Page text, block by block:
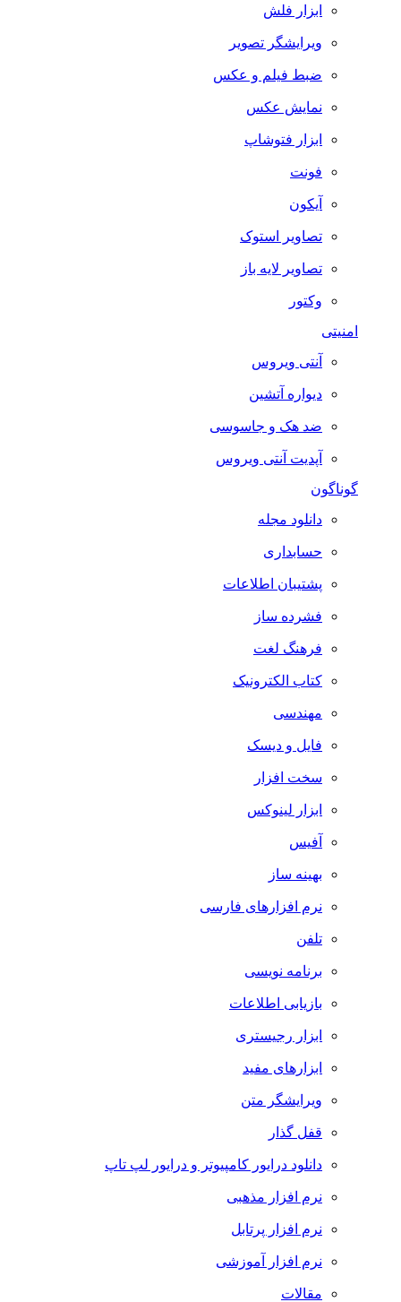
ابزار فلش
ویرایشگر تصویر
ضبط فيلم و عكس
نمایش عکس
ابزار فتوشاپ
فونت
آیکون
تصاویر استوک
تصاویر لایه باز
وکتور
امنیتی
آنتی ویروس
دیواره آتشین
ضد هک و جاسوسی
آپدیت آنتی ویروس
گوناگون
دانلود مجله
حسابداری
پشتیبان اطلاعات
فشرده ساز
فرهنگ لغت
کتاب الکترونیک
مهندسی
فایل و دیسک
سخت افزار
ابزار لینوکس
آفیس
بهینه ساز
نرم افزارهای فارسی
تلفن
برنامه نویسی
بازیابی اطلاعات
ابزار رجیستری
ابزارهای مفید
ویرایشگر متن
قفل گذار
دانلود درایور کامپیوتر و درایور لپ تاپ
نرم افزار مذهبی
نرم افزار پرتابل
نرم افزار آموزشی
مقالات